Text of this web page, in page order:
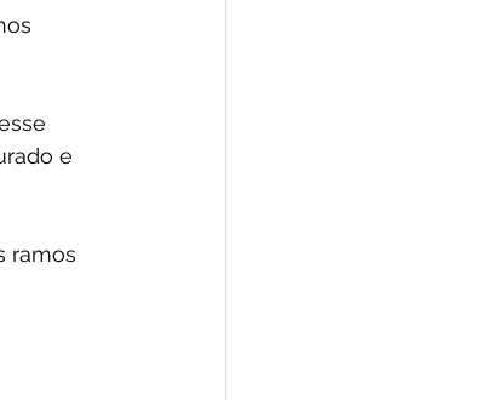
e
ramos